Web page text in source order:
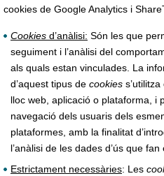
cookies de Google Analytics i
Cookies d’anàlisi: Són les que
seguiment i l’anàlisi del
als quals estan vinculades. La
d’aquest tipus de cookies
lloc web, aplicació o plataforma, i
navegació dels usuaris dels
plataformes, amb la finalitat
l’anàlisi de les dades d’ús que
Estrictament necessàries: Les